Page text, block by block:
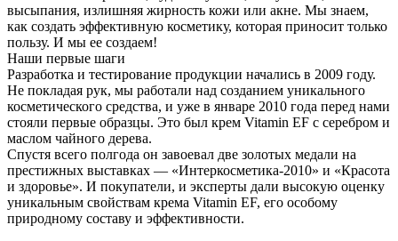
высыпания, излишняя жирность кожи или акне. Мы знаем,
как создать эффективную косметику, которая приносит только
пользу. И мы ее создаем!
Наши первые шаги
Разработка и тестирование продукции начались в 2009 году.
Не покладая рук, мы работали над созданием уникального
косметического средства, и уже в январе 2010 года перед нами
стояли первые образцы. Это был крем Vitamin EF с серебром и
маслом чайного дерева.
Спустя всего полгода он завоевал две золотых медали на
престижных выставках ― «Интеркосметика-2010» и «Красота
и здоровье». И покупатели, и эксперты дали высокую оценку
уникальным свойствам крема Vitamin EF, его особому
природному составу и эффективности.